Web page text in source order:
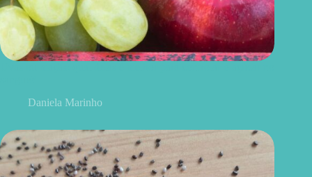
Daniela Marinho